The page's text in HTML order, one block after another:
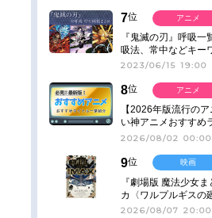
7位
『鬼滅の刃』呼吸一
吸法、常中などキー
2023/06/15 19:00
アニメ
8位
【2026年版流行の
い神アニメおすすめ
【名作・話題作】｜
2026/08/02 00:00
アニメ
9位
『劇場版 魔法少女
カ〈ワルプルギスの
IMAX同時公開決定
2026/08/07 20:00
映画